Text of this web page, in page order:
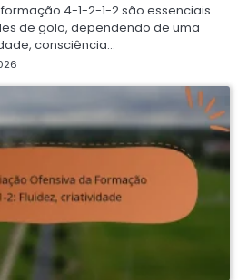
4-1-2-1-2 são essenciais
de golo, dependendo de uma
consciência…